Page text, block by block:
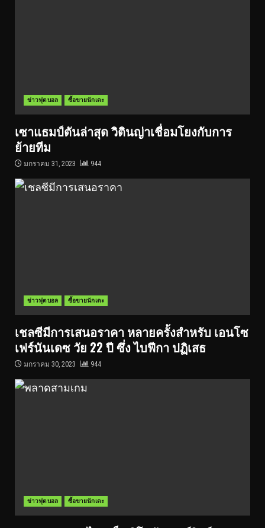
ข่าวฟุตบอล ซื้อขายนักเตะ
เซาแธมป์ตันล่าสุด วิตินญ่าเชื่อมโยงกับการ
ย้ายทีม
มกราคม 31, 2023 944
ข่าวฟุตบอล ซื้อขายนักเตะ
เชลซีมีการเสนอราคา หลายครั้งสำหรับ เอนโซ
เฟร์นันเดซ วัย 22 ปี ซึ่ง ไบฟีกา ปฏิเสธ
มกราคม 30, 2023 944
ข่าวฟุตบอล ซื้อขายนักเตะ